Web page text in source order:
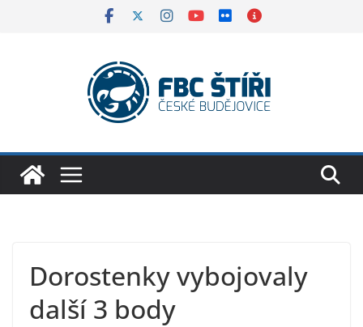
Dorostenky vybojovaly
další 3 body